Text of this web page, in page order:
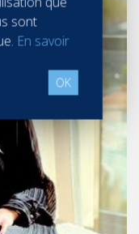
sont
En savoir
OK